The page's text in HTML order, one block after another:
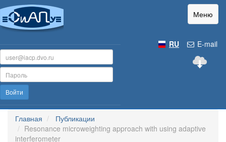
Меню
E-mail
RU
Войти
Главная
Публикации
Resonance microweighting approach with using adaptive
interferometer